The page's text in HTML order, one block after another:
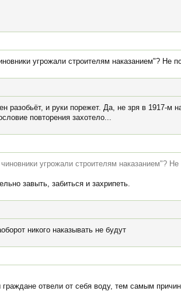
угрожали строителям наказанием"? Не
разобьёт, и руки порежет. Да, не зря в 1917-м
повторения захотело...
угрожали строителям наказанием"? Не
завыть, забиться и захрипеть.
никого наказывать не будут
отвели от себя воду, тем самым